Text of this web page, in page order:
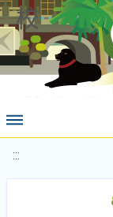
校
:::